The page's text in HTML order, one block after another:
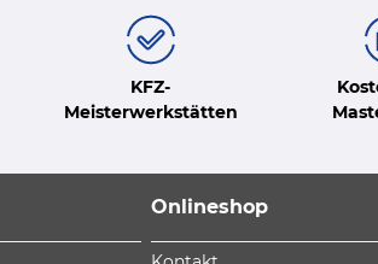
KFZ-
Meisterwerkstätten
Onlineshop